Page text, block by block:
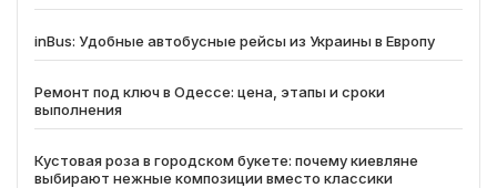
inBus: Удобные автобусные рейсы из Украины в Европу
Ремонт под ключ в Одессе: цена, этапы и сроки
выполнения
Кустовая роза в городском букете: почему киевляне
выбирают нежные композиции вместо классики